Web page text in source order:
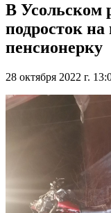
В Усольском
подросток
пенсионерку
28 октября 2022 г.